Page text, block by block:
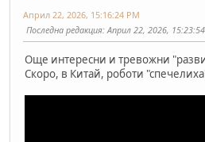
Април 22, 2026, 15:16:24 PM
Последна редакция: Април 22, 2026,
Още интересни и тревожни
Скоро, в Китай, роботи